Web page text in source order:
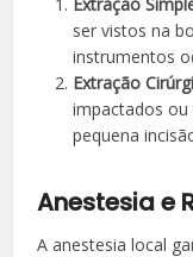
ser vistos na
instrumentos
Extração
impactados
pequena
Anestesia e
A anestesia local